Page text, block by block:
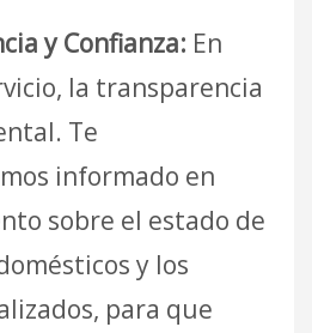
y Confianza: En
la transparencia
Te
informado en
sobre el estado de
y los
para que